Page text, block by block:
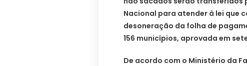
Nacional para atender à lei que
desoneração da folha de
156 municípios, aprovada em
De acordo com o Ministério da